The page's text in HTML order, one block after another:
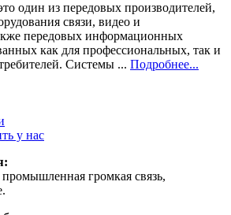
один из передовых производителей,
связи, видео и
передовых информационных
как для профессиональных, так и
Системы ... Подробнее...
у нас
громкая связь,